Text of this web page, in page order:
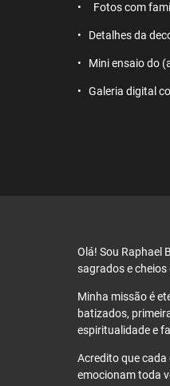
Fotos com
Detalhes da
Mini ensaio do
Galeria digital
Olá! Sou Raphael
sagrados e
Minha missão é
batizados,
espiritualidade e
Acredito que
emocionam toda